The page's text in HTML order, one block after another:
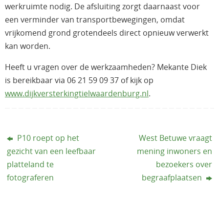
werkruimte nodig. De afsluiting zorgt daarnaast voor
een verminder van transportbewegingen, omdat
vrijkomend grond grotendeels direct opnieuw verwerkt
kan worden.
Heeft u vragen over de werkzaamheden? Mekante Diek
is bereikbaar via 06 21 59 09 37 of kijk op
www.dijkversterkingtielwaardenburg.nl.
P10 roept op het
gezicht van een leefbaar
platteland te
fotograferen
West Betuwe vraagt
mening inwoners en
bezoekers over
begraafplaatsen